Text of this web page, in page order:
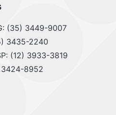
(35) 3449-9007
3435-2240
(12) 3933-3819
3424-8952